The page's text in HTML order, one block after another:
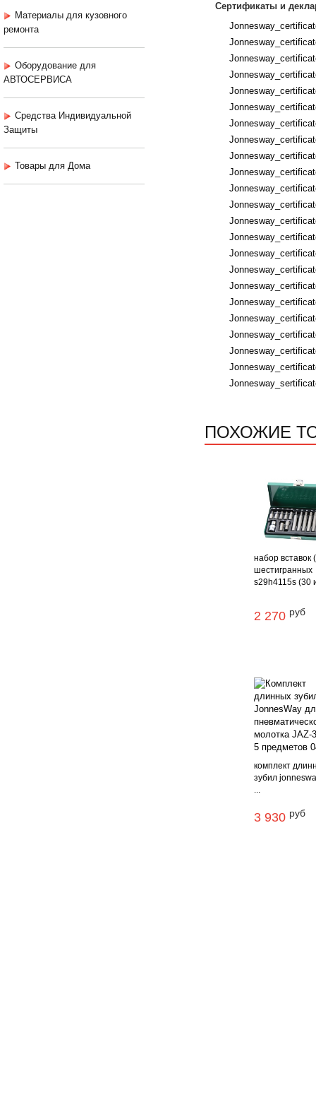
Материалы для кузовного
ремонта
Оборудование для
АВТОСЕРВИСА
Средства Индивидуальной
Защиты
Товары для Дома
Сертификаты и
ПОХОЖИЕ
набор вставок
шестигранных
s29h4115s (30
2 270 руб
комплект
зубил
...
3 930 руб